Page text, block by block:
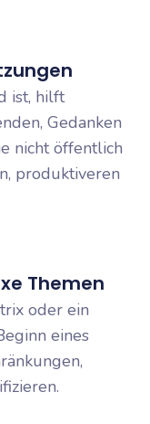
ist, hilft
Gedanken
nicht öffentlich
produktiveren
Themen
oder ein
eines